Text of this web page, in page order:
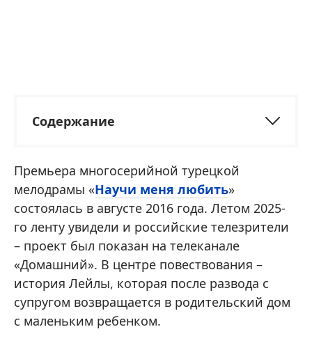
Содержание
Премьера многосерийной турецкой
мелодрамы «Научи меня любить»
состоялась в августе 2016 года. Летом 2025-
го ленту увидели и российские телезрители
– проект был показан на телеканале
«Домашний». В центре повествования –
история Лейлы, которая после развода с
супругом возвращается в родительский дом
с маленьким ребенком.